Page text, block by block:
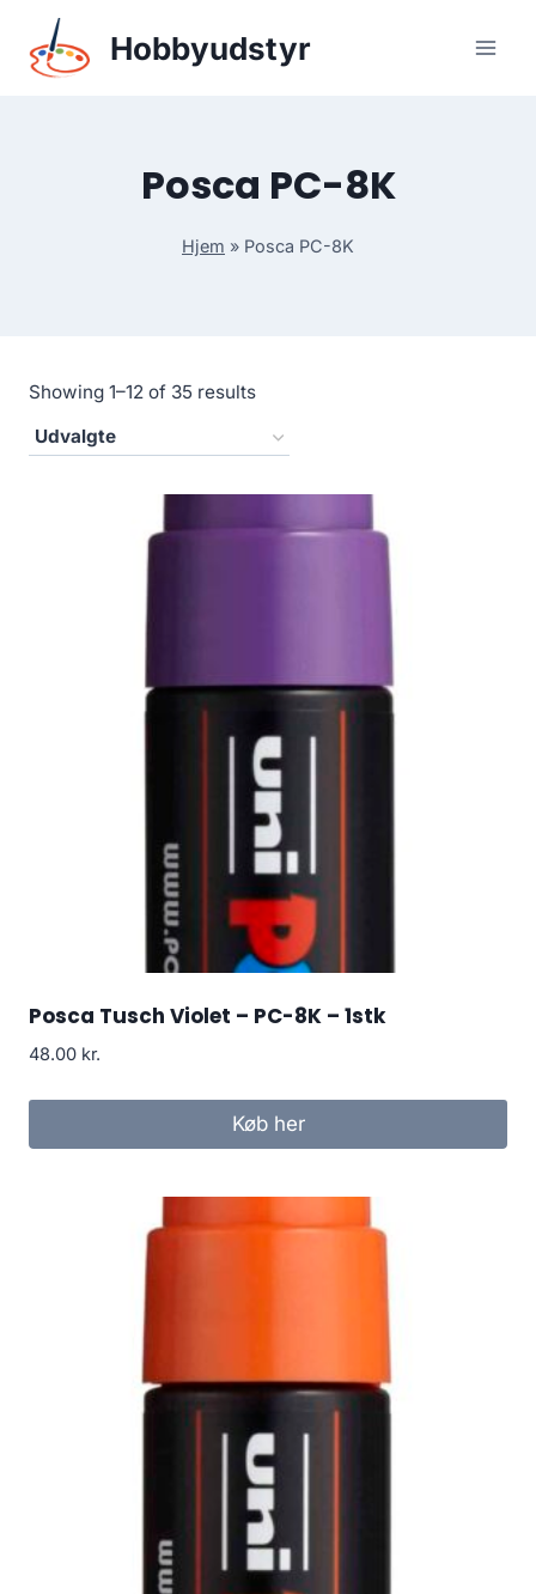
content
Hobbyudstyr
Posca PC-8K
Hjem » Posca PC-8K
Showing 1–12 of 35 results
Posca Tusch Violet – PC-8K – 1stk
48.00 kr.
Køb her